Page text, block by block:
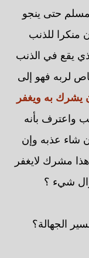
حتى ينجو
منكرا للذنب
يقع في الذنب
لربه فهو إلى
يشرك به ويغفر
واعترف بأنه
شاء عذبه وإن
مشرك لايغفر
شيء ؟
الجهالة؟